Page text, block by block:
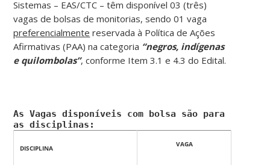
Sistemas – EAS/CTC – têm disponível 03 (três)
vagas de bolsas de monitorias, sendo 01 vaga
preferencialmente reservada à Política de Ações
Afirmativas (PAA) na categoria “negros, indígenas
e quilombolas”, conforme Item 3.1 e 4.3 do Edital.
As Vagas disponíveis com bolsa são para
as disciplinas:
DISCIPLINA VAGA